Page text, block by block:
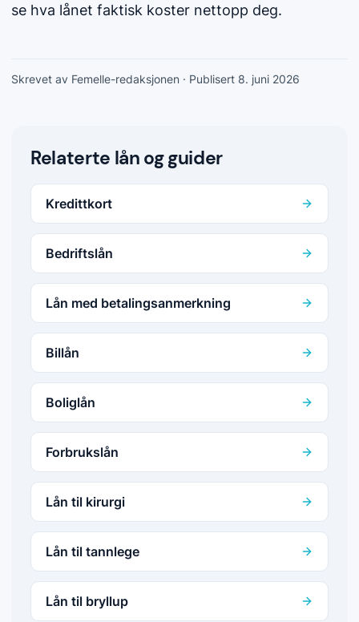
se hva lånet faktisk koster nettopp deg.
Skrevet av Femelle-redaksjonen · Publisert 8. juni 2026
Relaterte lån og guider
Kredittkort
Bedriftslån
Lån med betalingsanmerkning
Billån
Boliglån
Forbrukslån
Lån til kirurgi
Lån til tannlege
Lån til bryllup